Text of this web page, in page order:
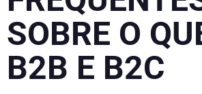
SOBRE O
B2B E B2C